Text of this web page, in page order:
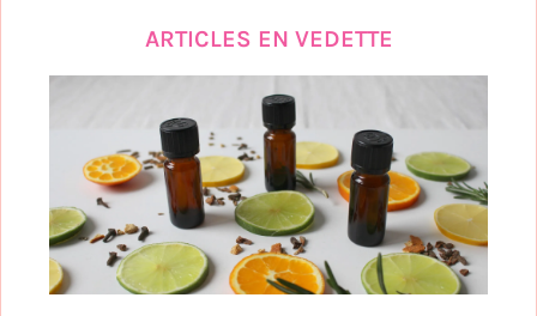
ARTICLES EN VEDETTE